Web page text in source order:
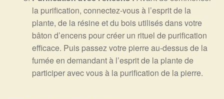
la purification, connectez-vous à l’esprit de la
plante, de la résine et du bois utilisés dans votre
bâton d’encens pour créer un rituel de purification
efficace. Puis passez votre pierre au-dessus de la
fumée en demandant à l’esprit de la plante de
participer avec vous à la purification de la pierre.